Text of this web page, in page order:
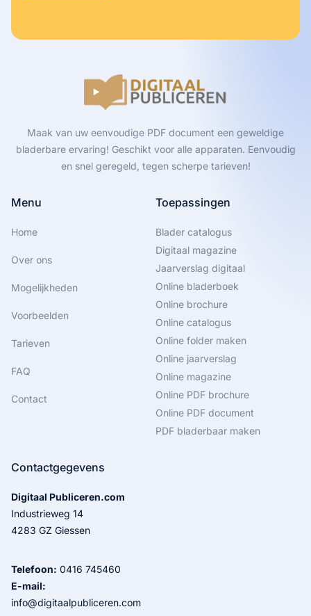
Maak van uw eenvoudige PDF document een geweldige
bladerbare ervaring! Geschikt voor alle apparaten. Eenvoudig
en snel geregeld, tegen scherpe tarieven!
Menu
Home
Over ons
Mogelijkheden
Voorbeelden
Tarieven
FAQ
Contact
Toepassingen
Blader catalogus
Digitaal magazine
Jaarverslag digitaal
Online bladerboek
Online brochure
Online catalogus
Online folder maken
Online jaarverslag
Online magazine
Online PDF brochure
Online PDF document
PDF bladerbaar maken
Contactgegevens
Digitaal Publiceren.com
Industrieweg 14
4283 GZ Giessen
Telefoon: 0416 745460
E-mail:
info@digitaalpubliceren.com